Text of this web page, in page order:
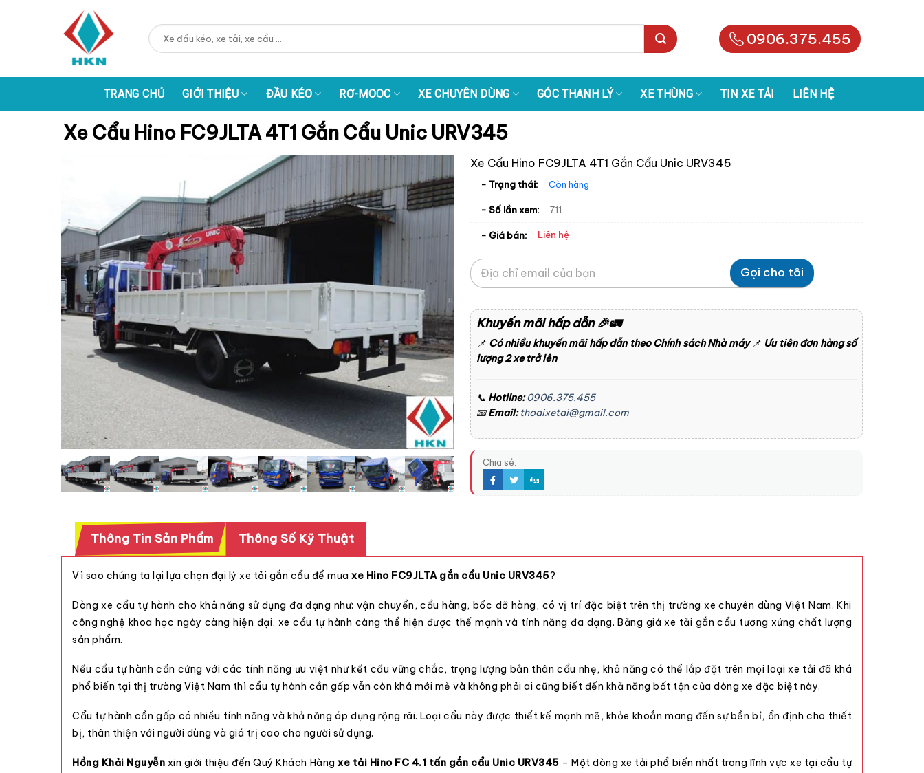
Tìm
kiếm:
0906.375.455
TRANG CHỦ GIỚI THIỆU ĐẦU KÉO RƠ-MOOC XE CHUYÊN DÙNG GÓC THANH LÝ XE THÙNG TIN XE TẢI LIÊN HỆ
Xe Cẩu Hino FC9JLTA 4T1 Gắn Cẩu Unic URV345
Xe Cẩu Hino FC9JLTA 4T1 Gắn Cẩu Unic URV345
- Trạng thái: Còn hàng
- Số lần xem: 711
- Giá bán: Liên hệ
Gọi cho tôi
Khuyến mãi hấp dẫn🎉🚛
📌 Có nhiều khuyến mãi hấp dẫn theo Chính sách Nhà máy📌 Ưu tiên đơn hàng số
lượng 2 xe trở lên
📞 Hotline: 0906.375.455
📧Email: thoaixetai@gmail.com
Chia sẻ:
Thông Tin Sản Phẩm Thông Số Kỹ Thuật
Vì sao chúng ta lại lựa chọn đại lý xe tải gắn cẩu để mua xe Hino FC9JLTA gắn cẩu Unic URV345?
Dòng xe cẩu tự hành cho khả năng sử dụng đa dạng như: vận chuyển, cẩu hàng, bốc dỡ hàng, có vị trí đặc biệt trên thị trường xe chuyên dùng Việt Nam. Khi
công nghệ khoa học ngày càng hiện đại, xe cẩu tự hành càng thể hiện được thế mạnh và tính năng đa dạng.Bảng giá xe tải gắn cẩu tương xứng chất lượng
sản phẩm.
Nếu cẩu tự hành cần cứng với các tính năng ưu việt như kết cấu vững chắc, trọng lượng bản thân cẩu nhẹ, khả năng có thể lắp đặt trên mọi loại xe tải đã khá
phổ biến tại thị trường Việt Nam thì cẩu tự hành cần gấp vẫn còn khá mới mẻ và không phải ai cũng biết đến khả năng bất tận của dòng xe đặc biệt này.
Cẩu tự hành cần gấp có nhiều tính năng và khả năng áp dụng rộng rãi. Loại cẩu này được thiết kế mạnh mẽ, khỏe khoắn mang đến sự bền bỉ, ổn định cho thiết
bị, thân thiện với người dùng và giá trị cao cho người sử dụng.
Hồng Khải Nguyễn xin giới thiệu đến Quý Khách Hàngxe tải Hino FC 4.1 tấn gắn cẩu Unic URV345 – Một dòng xe tải phổ biến nhất trong lĩnh vực xe tại cẩu tự